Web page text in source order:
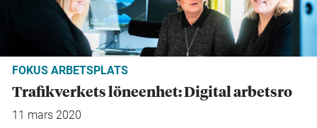
FOKUS ARBETSPLATS
Trafikverkets löneenhet: Digital arbetsro
11 mars 2020